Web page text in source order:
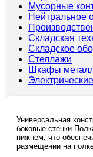
Мусорные
Нейтральное
Складская
Складское
Стеллажи
Шкафы
Универсальная
боковые стенки
нижнем, что
размещении на